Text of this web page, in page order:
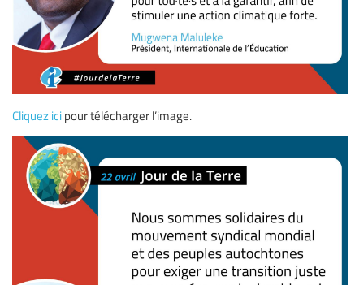
Cliquez ici pour télécharger l’image.